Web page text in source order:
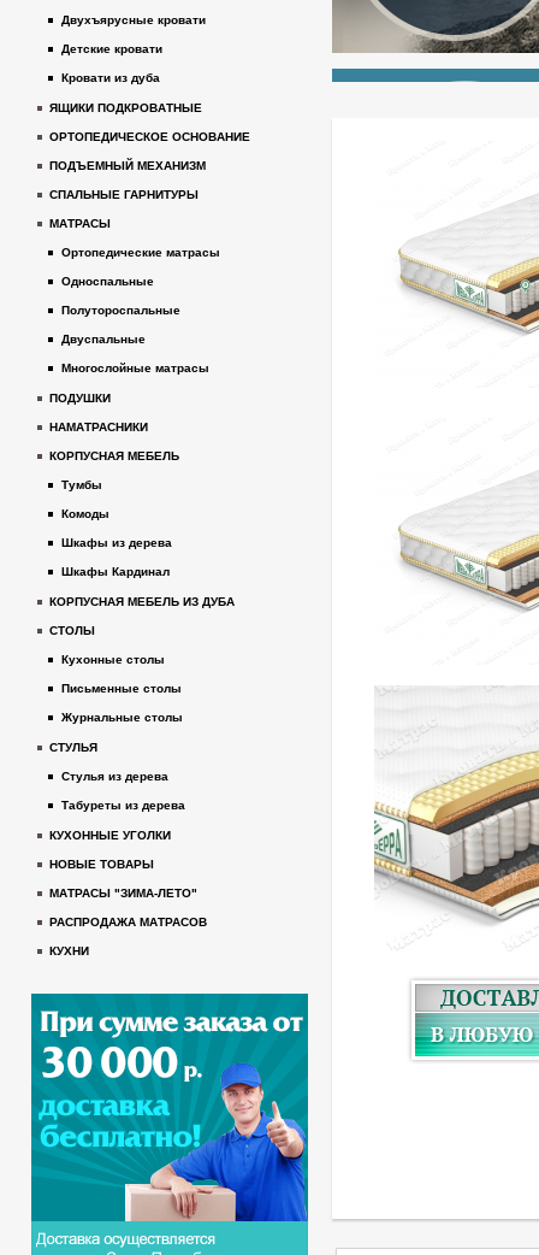
Двухъярусные кровати
Детские кровати
Кровати из дуба
ЯЩИКИ ПОДКРОВАТНЫЕ
ОРТОПЕДИЧЕСКОЕ ОСНОВАНИЕ
ПОДЪЕМНЫЙ МЕХАНИЗМ
СПАЛЬНЫЕ ГАРНИТУРЫ
МАТРАСЫ
Ортопедические матрасы
Односпальные
Полутороспальные
Двуспальные
Многослойные матрасы
ПОДУШКИ
НАМАТРАСНИКИ
КОРПУСНАЯ МЕБЕЛЬ
Тумбы
Комоды
Шкафы из дерева
Шкафы Кардинал
КОРПУСНАЯ МЕБЕЛЬ ИЗ ДУБА
СТОЛЫ
Кухонные столы
Письменные столы
Журнальные столы
СТУЛЬЯ
Стулья из дерева
Табуреты из дерева
КУХОННЫЕ УГОЛКИ
НОВЫЕ ТОВАРЫ
МАТРАСЫ "ЗИМА-ЛЕТО"
РАСПРОДАЖА МАТРАСОВ
КУХНИ